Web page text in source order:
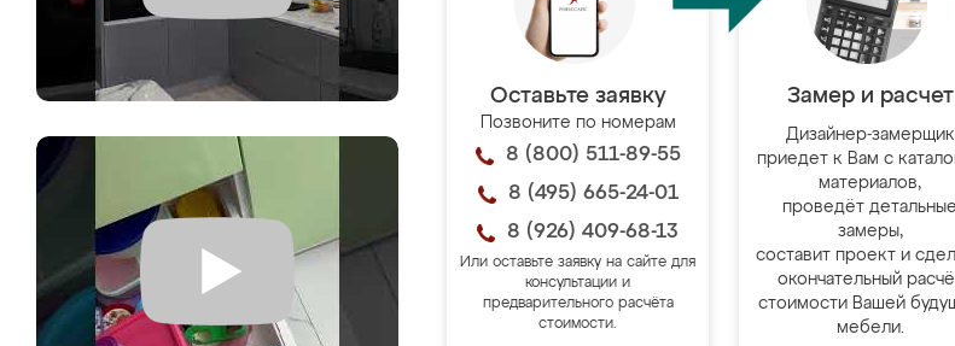
Оставьте заявку
Позвоните по номерам
8 (800) 511-89-55
8 (495) 665-24-01
8 (926) 409-68-13
Или оставьте заявку на сайте для
консультации и
предварительного расчёта
стоимости.
Замер и расчет
Дизайнер-замерщик
приедет к Вам с
материалов,
проведёт детальные
замеры,
составит проект и
окончательный
стоимости Вашей
мебели.